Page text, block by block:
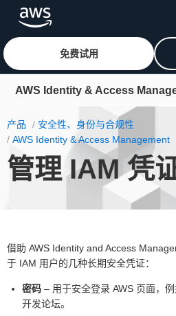
跳至主要内容
免费试用
AWS Identity & Access
概览
功能
入门
产品
安全性、身份与合规性
AWS Identity & Access Management
管理 IAM 凭
借助 AWS Identity and Access
于 IAM 用户的几种长期安全凭证：
密码 – 用于安全登录 AWS 页面，
开发论坛。